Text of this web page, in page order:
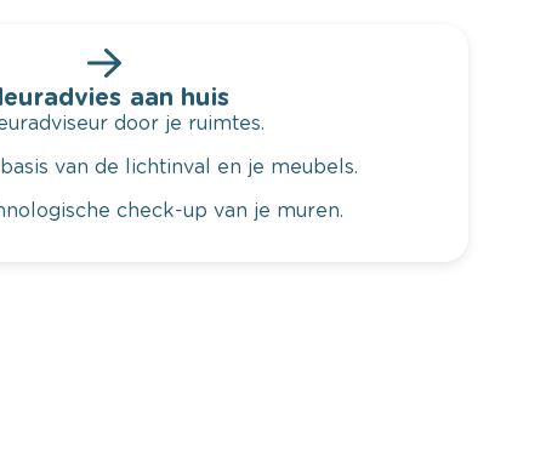
aan huis
door je ruimtes.
van de lichtinval en je meubels.
check-up van je muren.